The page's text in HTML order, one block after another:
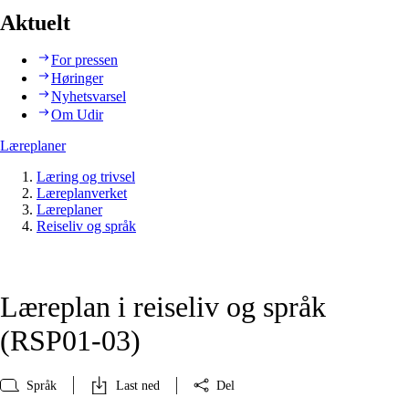
Aktuelt
For pressen
Høringer
Nyhetsvarsel
Om Udir
Læreplaner
Læring og trivsel
Læreplanverket
Læreplaner
Reiseliv og språk
Læreplan i reiseliv og språk
(RSP01‑03)
Språk Last ned Del